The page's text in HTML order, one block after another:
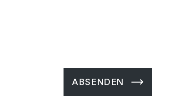
ABSENDEN